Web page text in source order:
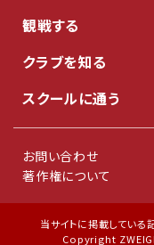
観戦する
クラブを知る
スクールに通う
お問い合わせ
著作権について
当サイトに掲載している
Copyright